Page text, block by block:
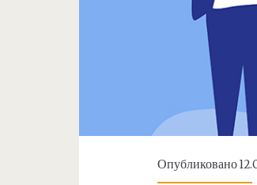
Опубликовано